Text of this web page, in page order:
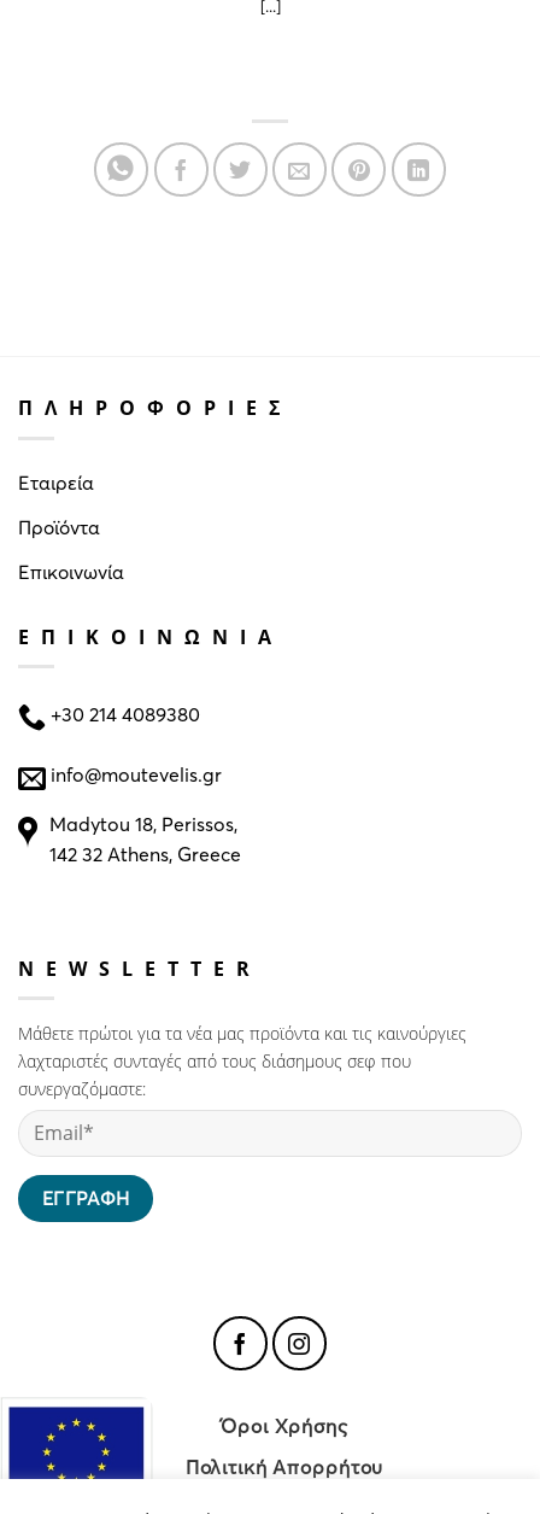
[...]
ΠΛΗΡΟΦΟΡΙΕΣ
Εταιρεία
Προϊόντα
Επικοινωνία
ΕΠΙΚΟΙΝΩΝΙΑ
+30 214 4089380
info@moutevelis.gr
Madytou 18, Perissos,
142 32 Athens, Greece
NEWSLETTER
Μάθετε πρώτοι για τα νέα μας προϊόντα και τις καινούργιες
λαχταριστές συνταγές από τους διάσημους σεφ που
συνεργαζόμαστε:
Όροι Χρήσης
Πολιτική Απορρήτου